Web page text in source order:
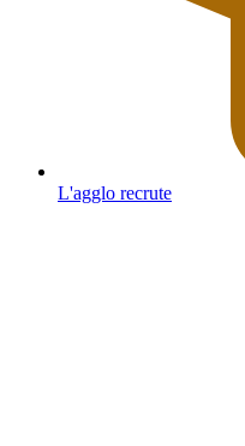
L'agglo recrute